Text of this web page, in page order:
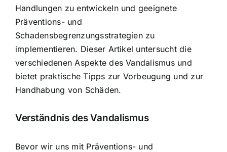
Handlungen zu entwickeln und geeignete
Präventions- und
Schadensbegrenzungsstrategienzu
implementieren. Dieser Artikel untersucht die
verschiedenen Aspekte des Vandalismus und
bietet praktische Tipps zur Vorbeugung und zur
Handhabung von Schäden.
Verständnis des Vandalismus
Bevor wir uns mit Präventions- und